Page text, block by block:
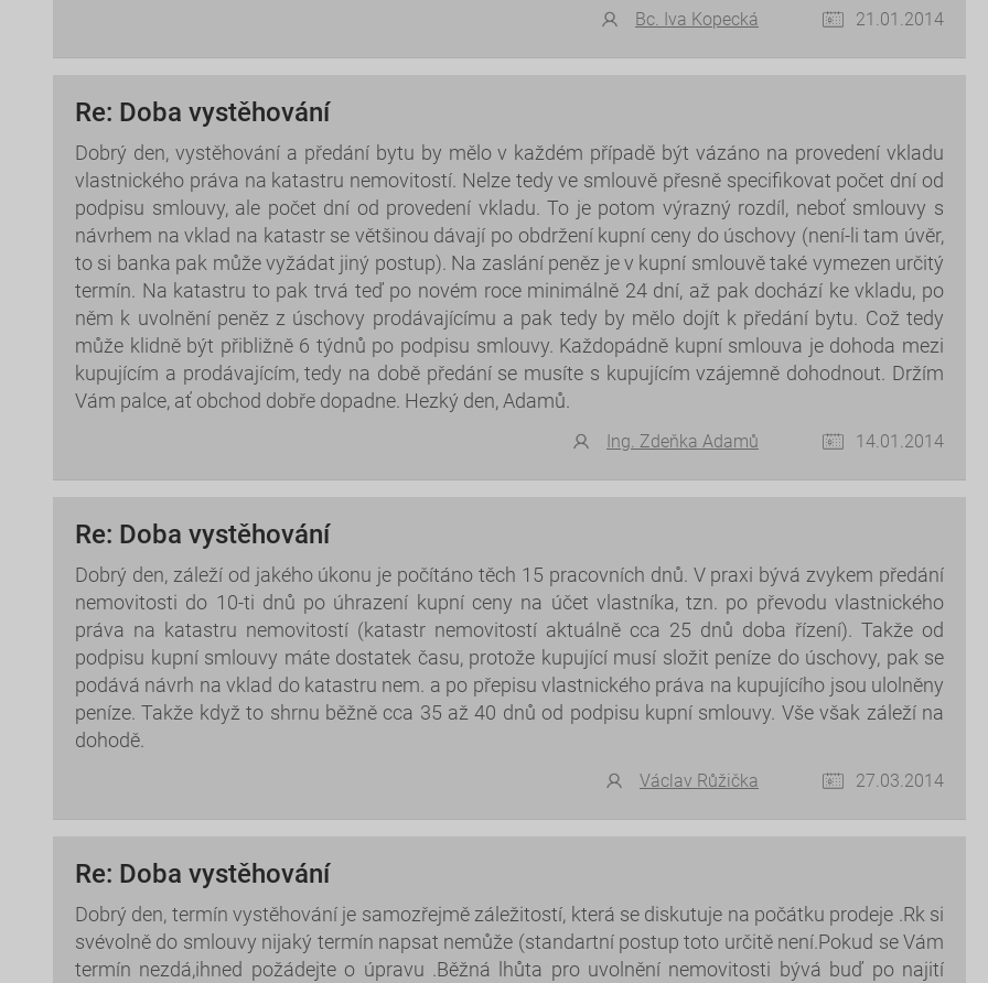
Bc. Iva Kopecká 21.01.2014
Re: Doba vystěhování
Dobrý den, vystěhování a předání bytu by mělo v každém případě být vázáno na provedení vkladu
vlastnického práva na katastru nemovitostí. Nelze tedy ve smlouvě přesně specifikovat počet dní od
podpisu smlouvy, ale počet dní od provedení vkladu. To je potom výrazný rozdíl, neboť smlouvy s
návrhem na vklad na katastr se většinou dávají po obdržení kupní ceny do úschovy (není-li tam úvěr,
to si banka pak může vyžádat jiný postup). Na zaslání peněz je v kupní smlouvě také vymezen určitý
termín. Na katastru to pak trvá teď po novém roce minimálně 24 dní, až pak dochází ke vkladu, po
něm k uvolnění peněz z úschovy prodávajícímu a pak tedy by mělo dojít k předání bytu. Což tedy
může klidně být přibližně 6 týdnů po podpisu smlouvy. Každopádně kupní smlouva je dohoda mezi
kupujícím a prodávajícím, tedy na době předání se musíte s kupujícím vzájemně dohodnout. Držím
Vám palce, ať obchod dobře dopadne. Hezký den, Adamů.
Ing. Zdeňka Adamů 14.01.2014
Re: Doba vystěhování
Dobrý den, záleží od jakého úkonu je počítáno těch 15 pracovních dnů. V praxi bývá zvykem předání
nemovitosti do 10-ti dnů po úhrazení kupní ceny na účet vlastníka, tzn. po převodu vlastnického
práva na katastru nemovitostí (katastr nemovitostí aktuálně cca 25 dnů doba řízení). Takže od
podpisu kupní smlouvy máte dostatek času, protože kupující musí složit peníze do úschovy, pak se
podává návrh na vklad do katastru nem. a po přepisu vlastnického práva na kupujícího jsou ulolněny
peníze. Takže když to shrnu běžně cca 35 až 40 dnů od podpisu kupní smlouvy. Vše však záleží na
dohodě.
Václav Růžička 27.03.2014
Re: Doba vystěhování
Dobrý den, termín vystěhování je samozřejmě záležitostí, která se diskutuje na počátku prodeje .Rk si
svévolně do smlouvy nijaký termín napsat nemůže (standartní postup toto určitě není.Pokud se Vám
termín nezdá,ihned požádejte o úpravu .Běžná lhůta pro uvolnění nemovitosti bývá buď po najití